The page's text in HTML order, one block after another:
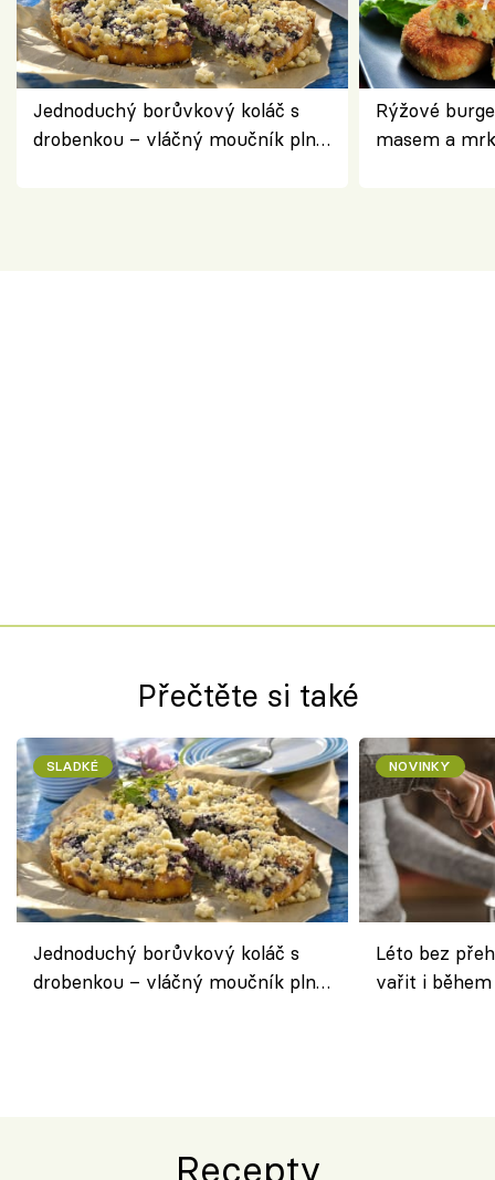
Jednoduchý borůvkový koláč s
drobenkou – vláčný moučník plný
Rýžové
masem a
Přečtěte si také
SLADKÉ
Jednoduchý borůvkový koláč s
drobenkou – vláčný moučník plný
NOVINKY
Léto bez
vařit i
Recepty